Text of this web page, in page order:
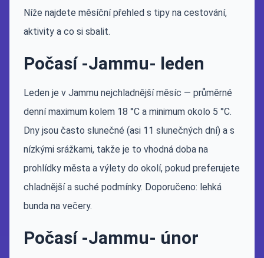
Níže najdete měsíční přehled s tipy na cestování,
aktivity a co si sbalit.
Počasí -Jammu- leden
Leden je v Jammu nejchladnější měsíc — průměrné
denní maximum kolem 18 °C a minimum okolo 5 °C.
Dny jsou často slunečné (asi 11 slunečných dní) a s
nízkými srážkami, takže je to vhodná doba na
prohlídky města a výlety do okolí, pokud preferujete
chladnější a suché podmínky. Doporučeno: lehká
bunda na večery.
Počasí -Jammu- únor